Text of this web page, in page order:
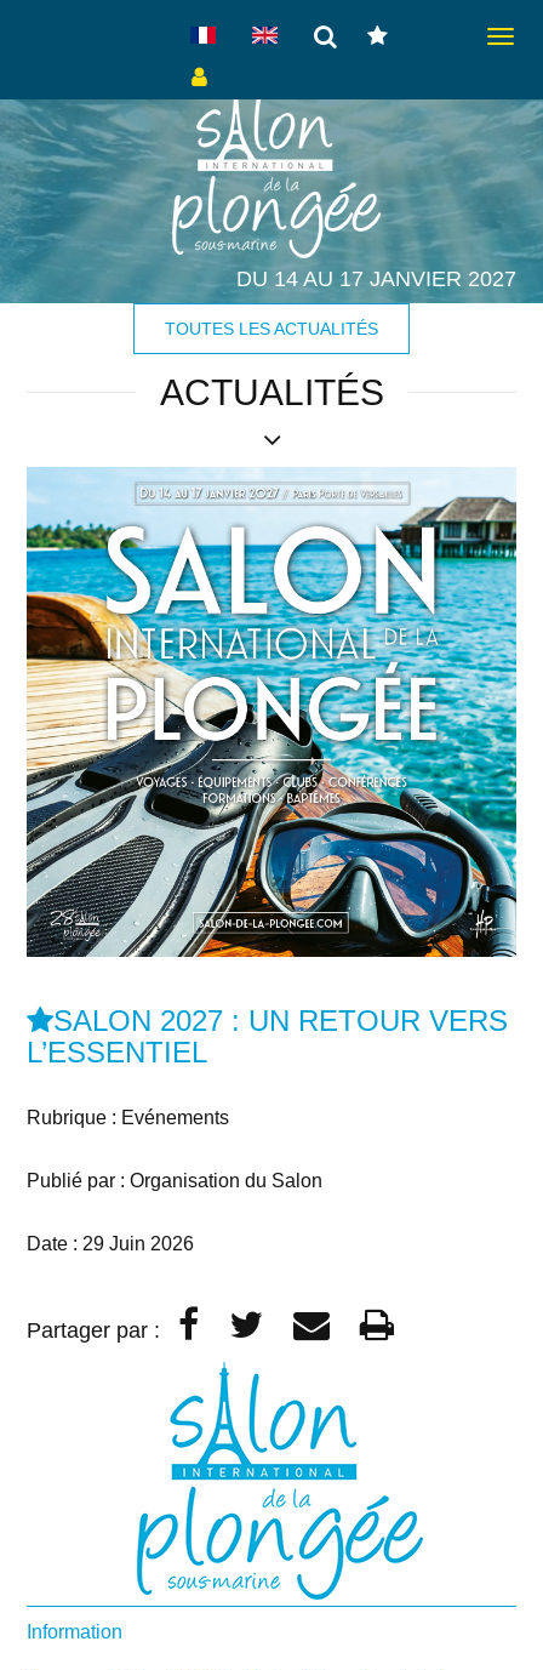
Toggle
DU 14 AU 17 JANVIER 2027
TOUTES LES ACTUALITÉS
ACTUALITÉS
SALON 2027 : UN RETOUR VERS
L’ESSENTIEL
Rubrique : Evénements
Publié par : Organisation du Salon
Date : 29 Juin 2026
Partager par :
Information